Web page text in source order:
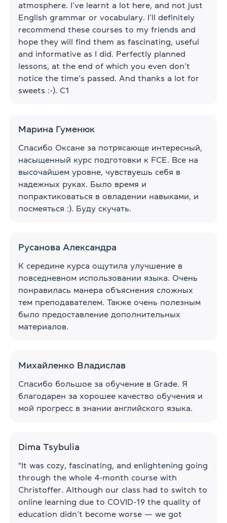
atmosphere. I’ve learnt a lot here, and not just
English grammar or vocabulary. I’ll definitely
recommend these courses to my friends and
hope they will find them as fascinating, useful
and informative as I did. Perfectly planned
lessons, at the end of which you even don’t
notice the time’s passed. And thanks a lot for
sweets :-). C1
Марина Гуменюк
Спасибо Оксане за потрясающе интересный,
насыщенный курс подготовки к FCE. Все на
высочайшем уровне, чувствуешь себя в
надежных руках. Было время и
попрактиковаться в овладении навыками, и
посмеяться :). Буду скучать.
Русанова Александра
К середине курса ощутила улучшение в
повседневном использовании языка. Очень
понравилась манера объяснения сложных
тем преподавателем. Также очень полезным
было предоставление дополнительных
материалов.
Михайленко Владислав
Спасибо большое за обучение в Grade. Я
благодарен за хорошее качество обучения и
мой прогресс в знании английского языка.
Dima Tsybulia
"It was cozy, fascinating, and enlightening going
through the whole 4-month course with
Christoffer. Although our class had to switch to
online learning due to COVID-19 the quality of
education didn’t become worse — we got